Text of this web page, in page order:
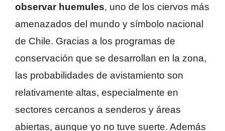
observar huemules, uno de los ciervos más
amenazados del mundo y símbolo nacional
de Chile. Gracias a los programas de
conservación que se desarrollan en la zona,
las probabilidades de avistamiento son
relativamente altas, especialmente en
sectores cercanos a senderos y áreas
abiertas, aunque yo no tuve suerte. Además